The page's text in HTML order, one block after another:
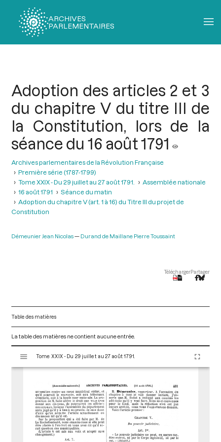
ARCHIVES
PARLEMENTAIRES
Adoption des articles 2 et 3
du chapitre V du titre III de
la Constitution, lors de la
séance du 16 août 1791
Archives parlementaires de la Révolution Française
Première série (1787-1799)
Tome XXIX - Du 29 juillet au 27 août 1791.
Assemblée nationale
16 août 1791
Séance du matin
Adoption du chapitre V (art. 1 à 16) du Titre III du projet de
Constitution
Démeunier Jean Nicolas Durand de Maillane Pierre Toussaint
TéléchargerPartager
Table des matières
La table des matières ne contient aucune entrée.
s
Tome XXIX - Du 29 juillet au 27 août 1791.